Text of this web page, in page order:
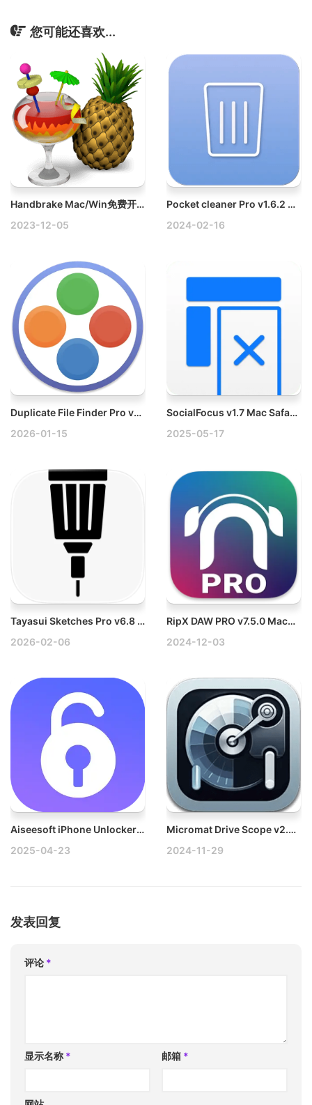
您可能还喜欢...
Handbrake Mac/Win免费开源视频转码器
2023-12-05
Pocket cleaner Pro v1.6.2 Mac垃圾清理工具破解版
2024-02-16
Duplicate File Finder Pro v8.5.2 Mac重复文件查找工具破解版
2026-01-15
SocialFocus v1.7 Mac Safari扩展程序破解版
2025-05-17
Tayasui Sketches Pro v6.8 Mac绘图素描工具破解版
2026-02-06
RipX DAW PRO v7.5.0 Mac独特音频工作站
2024-12-03
Aiseesoft iPhone Unlocker v2.1.32 Win苹果设备解锁工具破解版
2025-04-23
Micromat Drive Scope v2.0.4 Mac硬盘检测分析工具
2024-11-29
发表回复
评论 *
显示名称 * 邮箱 *